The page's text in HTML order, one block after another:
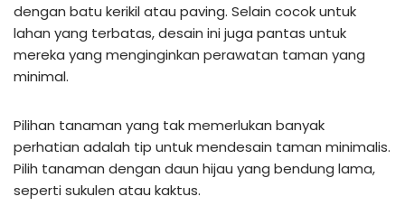
dengan batu kerikil atau paving. Selain cocok untuk
lahan yang terbatas, desain ini juga pantas untuk
mereka yang menginginkan perawatan taman yang
minimal.
Pilihan tanaman yang tak memerlukan banyak
perhatian adalah tip untuk mendesain taman minimalis.
Pilih tanaman dengan daun hijau yang bendung lama,
seperti sukulen atau kaktus.